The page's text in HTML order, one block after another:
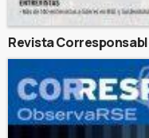
Revista